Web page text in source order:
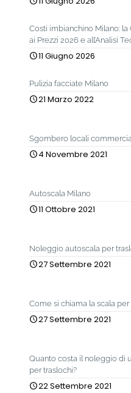
Costi imbianchino Milano:
ai Prezzi 2026 e all’Analisi
11 Giugno 2026
Pulizia facciate Milano
21 Marzo 2022
Sgombero locali
4 Novembre 2021
Autoscala Milano
11 Ottobre 2021
Noleggio autoscala per
27 Settembre 2021
Come si chiama la scala per
27 Settembre 2021
Quanto costa il noleggio di
per traslochi?
22 Settembre 2021